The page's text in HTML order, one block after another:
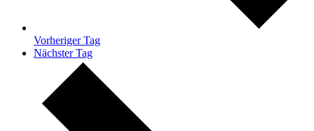
Vorheriger Tag
Nächster Tag